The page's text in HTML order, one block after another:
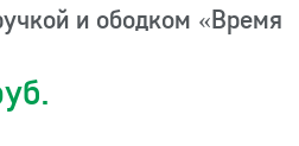
и ободком «Время